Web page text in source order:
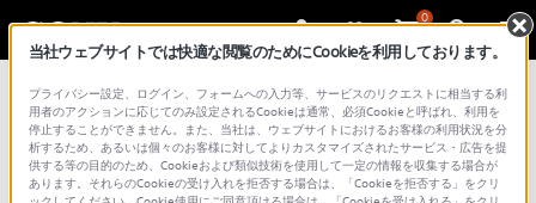
0
総合サポート・お問い合わせ
文書番号 : 00277776 / 最終更新日 : 2024/09/09
当社ウェブサイトでは快適な閲覧のためにCookieを利用しております。
プライバシー設定、ログイン、フォームへの入力等、サービスのリクエストに相当する利
用者のアクションに応じてのみ設定されるCookieは通常、必須Cookieと呼ばれ、利用を
停止することができません。また、当社は、ウェブサイトにおけるお客様の利用状況を分
析するため、あるいは個々のお客様に対してよりカスタマイズされたサービス・広告を提
供する等の目的のため、Cookieおよび類似技術を使用して一定の情報を収集する場合が
あります。それらのCookieの受け入れを拒否する場合は、「Cookieを拒否する」をクリ